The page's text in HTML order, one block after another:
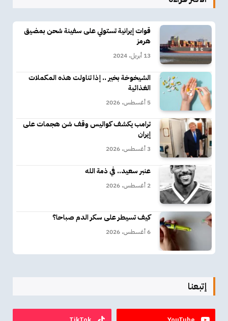
قوات إيرانية تستولي على سفينة شحن بمضيق
هرمز
13 أبريل، 2024
الشيخوخة بخير .. إذا تناولت هذه المكملات
الغذائية
5 أغسطس، 2026
ترامب يكشف كواليس وقف شن هجمات على
إيران
3 أغسطس، 2026
عنبر سعيد.. في ذمة الله
2 أغسطس، 2026
كيف تسيطر على سكر الدم صباحا؟
6 أغسطس، 2026
إتبعنا